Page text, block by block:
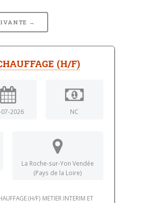
→
(H/F)
07-2026 NC
La Roche-sur-Yon Vendée
(Pays de la Loire)
(H/F) METIER INTERIM ET